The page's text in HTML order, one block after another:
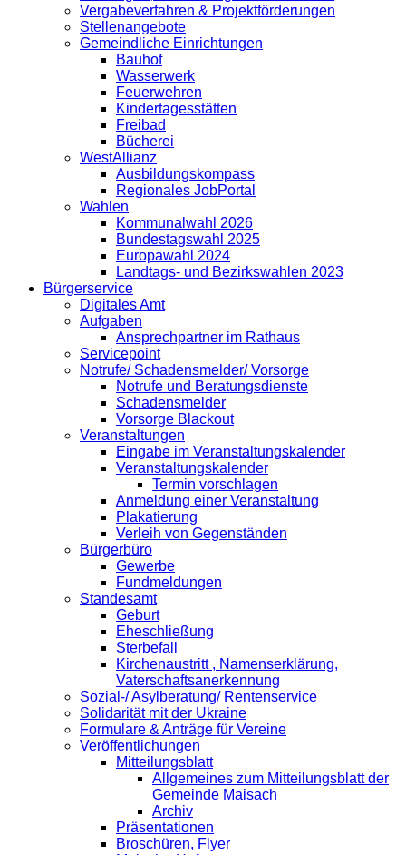
Vergabeverfahren & Projektförderungen
Stellenangebote
Gemeindliche Einrichtungen
Bauhof
Wasserwerk
Feuerwehren
Kindertagesstätten
Freibad
Bücherei
WestAllianz
Ausbildungskompass
Regionales JobPortal
Wahlen
Kommunalwahl 2026
Bundestagswahl 2025
Europawahl 2024
Landtags- und Bezirkswahlen 2023
Bürgerservice
Digitales Amt
Aufgaben
Ansprechpartner im Rathaus
Servicepoint
Notrufe/ Schadensmelder/ Vorsorge
Notrufe und Beratungsdienste
Schadensmelder
Vorsorge Blackout
Veranstaltungen
Eingabe im Veranstaltungskalender
Veranstaltungskalender
Termin vorschlagen
Anmeldung einer Veranstaltung
Plakatierung
Verleih von Gegenständen
Bürgerbüro
Gewerbe
Fundmeldungen
Standesamt
Geburt
Eheschließung
Sterbefall
Kirchenaustritt , Namenserklärung,
Vaterschaftsanerkennung
Sozial-/ Asylberatung/ Rentenservice
Solidarität mit der Ukraine
Formulare & Anträge für Vereine
Veröffentlichungen
Mitteilungsblatt
Allgemeines zum Mitteilungsblatt der
Gemeinde Maisach
Archiv
Präsentationen
Broschüren, Flyer